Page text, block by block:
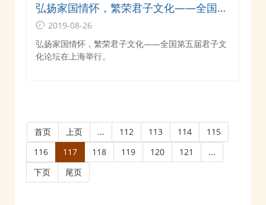
弘扬家国情怀，繁荣君子文化——全国第
五届君子文化论坛在上海举行
2019-08-26
弘扬家国情怀，繁荣君子文化——全国第五届君子文
化论坛在上海举行。
首页 上页 ... 112 113 114
115
116
117 118 119 120 121
...
下页
尾页